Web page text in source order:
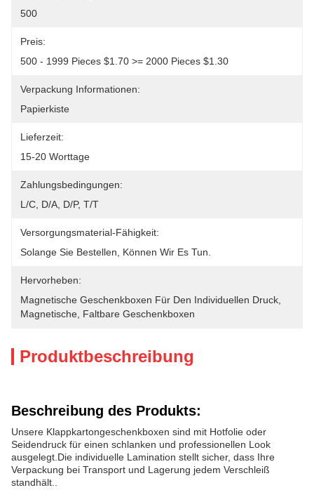
500
Preis:
500 - 1999 Pieces $1.70 >= 2000 Pieces $1.30
Verpackung Informationen:
Papierkiste
Lieferzeit:
15-20 Worttage
Zahlungsbedingungen:
L/C, D/A, D/P, T/T
Versorgungsmaterial-Fähigkeit:
Solange Sie Bestellen, Können Wir Es Tun.
Hervorheben:
Magnetische Geschenkboxen Für Den Individuellen Druck
Magnetische Faltbare Geschenkboxen
Produktbeschreibung
Beschreibung des Produkts:
Unsere Klappkartongeschenkboxen sind mit Hotfolie oder
Seidendruck für einen schlanken und professionellen Look
ausgelegt.Die individuelle Lamination stellt sicher, dass Ihre
Verpackung bei Transport und Lagerung jedem Verschleiß
standhält..